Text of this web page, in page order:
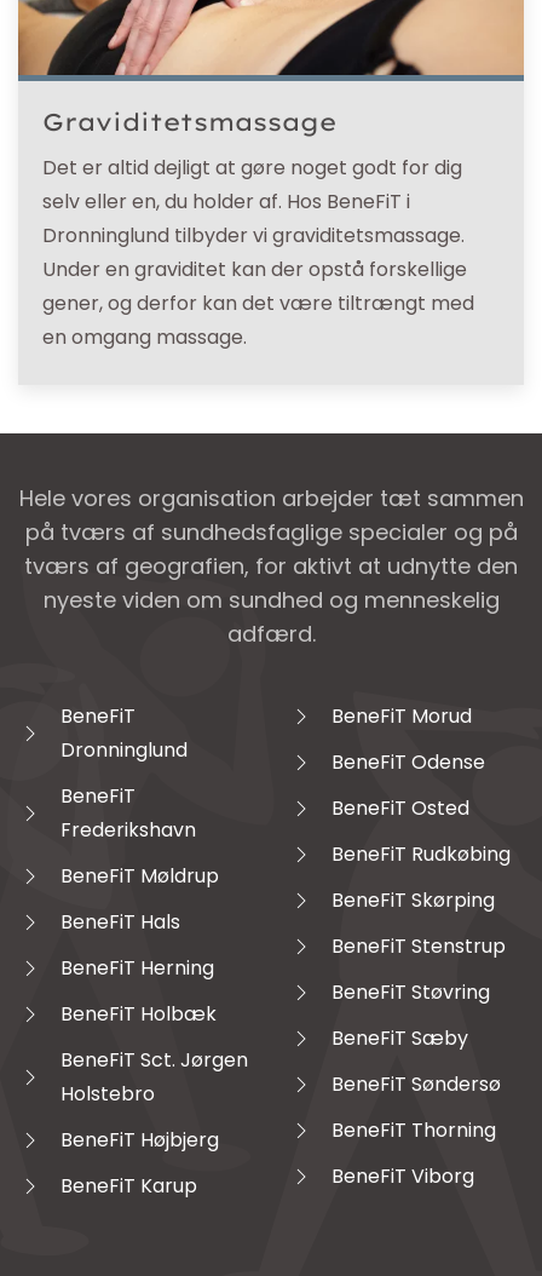
Graviditetsmassage
Det er altid dejligt at gøre noget godt for dig
selv eller en, du holder af. Hos BeneFiT i
Dronninglund tilbyder vi graviditetsmassage.
Under en graviditet kan der opstå forskellige
gener, og derfor kan det være tiltrængt med
en omgang massage.
Hele vores organisation arbejder tæt sammen
på tværs af sundhedsfaglige specialer og på
tværs af geografien, for aktivt at udnytte den
nyeste viden om sundhed og menneskelig
adfærd.
BeneFiT
Dronninglund
BeneFiT
Frederikshavn
BeneFiT Møldrup
BeneFiT Hals
BeneFiT Herning
BeneFiT Holbæk
BeneFiT Sct. Jørgen
Holstebro
BeneFiT Højbjerg
BeneFiT Karup
BeneFiT Morud
BeneFiT Odense
BeneFiT Osted
BeneFiT Rudkøbing
BeneFiT Skørping
BeneFiT Stenstrup
BeneFiT Støvring
BeneFiT Sæby
BeneFiT Søndersø
BeneFiT Thorning
BeneFiT Viborg